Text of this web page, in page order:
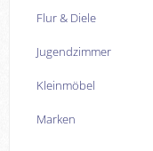
Flur & Diele
Jugendzimmer
Kleinmöbel
Marken